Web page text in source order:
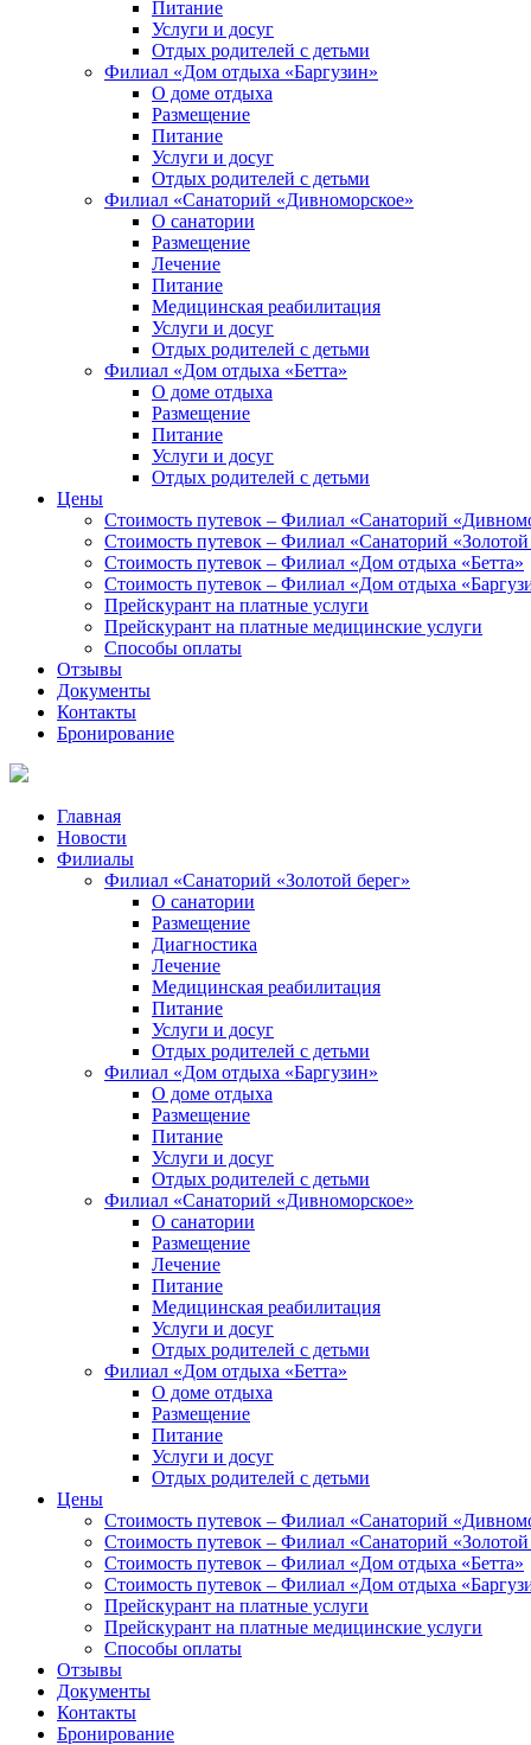
Питание
Услуги и досуг
Отдых родителей с детьми
Филиал «Дом отдыха «Баргузин»
О доме отдыха
Размещение
Питание
Услуги и досуг
Отдых родителей с детьми
Филиал «Санаторий «Дивноморское»
О санатории
Размещение
Лечение
Питание
Медицинская реабилитация
Услуги и досуг
Отдых родителей с детьми
Филиал «Дом отдыха «Бетта»
О доме отдыха
Размещение
Питание
Услуги и досуг
Отдых родителей с детьми
Цены
Стоимость путевок – Филиал «Санаторий
Стоимость путевок – Филиал «Санаторий «Золотой
Стоимость путевок – Филиал «Дом отдыха «Бетта»
Стоимость путевок – Филиал «Дом отдыха
Прейскурант на платные услуги
Прейскурант на платные медицинские услуги
Способы оплаты
Отзывы
Документы
Контакты
Бронирование
Главная
Новости
Филиалы
Филиал «Санаторий «Золотой берег»
О санатории
Размещение
Диагностика
Лечение
Медицинская реабилитация
Питание
Услуги и досуг
Отдых родителей с детьми
Филиал «Дом отдыха «Баргузин»
О доме отдыха
Размещение
Питание
Услуги и досуг
Отдых родителей с детьми
Филиал «Санаторий «Дивноморское»
О санатории
Размещение
Лечение
Питание
Медицинская реабилитация
Услуги и досуг
Отдых родителей с детьми
Филиал «Дом отдыха «Бетта»
О доме отдыха
Размещение
Питание
Услуги и досуг
Отдых родителей с детьми
Цены
Стоимость путевок – Филиал «Санаторий
Стоимость путевок – Филиал «Санаторий «Золотой
Стоимость путевок – Филиал «Дом отдыха «Бетта»
Стоимость путевок – Филиал «Дом отдыха
Прейскурант на платные услуги
Прейскурант на платные медицинские услуги
Способы оплаты
Отзывы
Документы
Контакты
Бронирование